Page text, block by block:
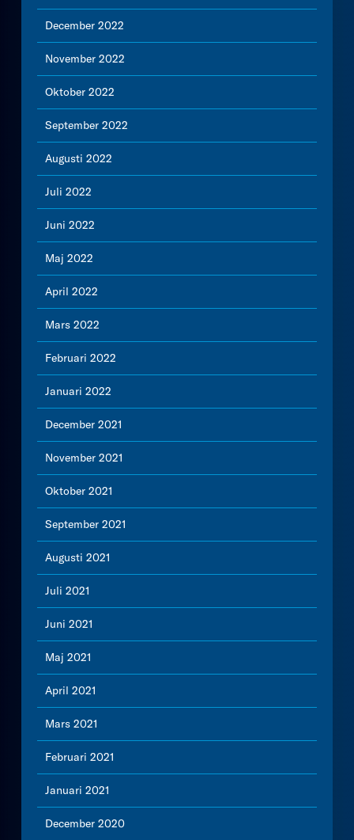
December 2022
November 2022
Oktober 2022
September 2022
Augusti 2022
Juli 2022
Juni 2022
Maj 2022
April 2022
Mars 2022
Februari 2022
Januari 2022
December 2021
November 2021
Oktober 2021
September 2021
Augusti 2021
Juli 2021
Juni 2021
Maj 2021
April 2021
Mars 2021
Februari 2021
Januari 2021
December 2020